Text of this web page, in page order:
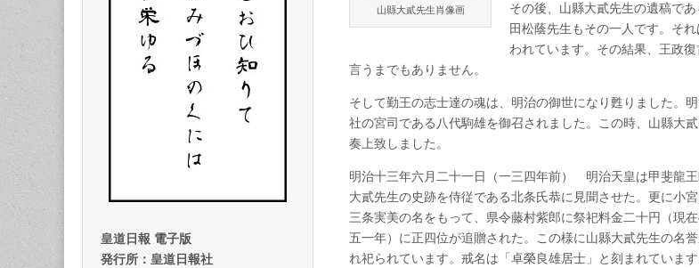
「柳
祭」
内
は
山縣大貳先生肖像画
その後、山縣大貳先生の遺稿で
田松蔭先生もその一人です。そ
われています。その結果、王政
言うまでもありません。
そして勤王の志士達の魂は、明治の御世になり甦りました
社の宮司である八代駒雄を御召されました。この時、山縣大
奏上致しました。
明治十三年六月二十一日（一三四年前） 明治天皇は甲斐龍
大貳先生の史跡を侍従である北条氏恭に見聞させた。更に小
三条実美の名をもって、県令藤村紫郎に祭祀料金二十円（現
五一年）に正四位が追贈された。この様に山縣大貳先生の名
れ祀られています。戒名は「卓榮良雄居士」と刻まれていま
皇道日報 電子版
発行所：皇道日報社